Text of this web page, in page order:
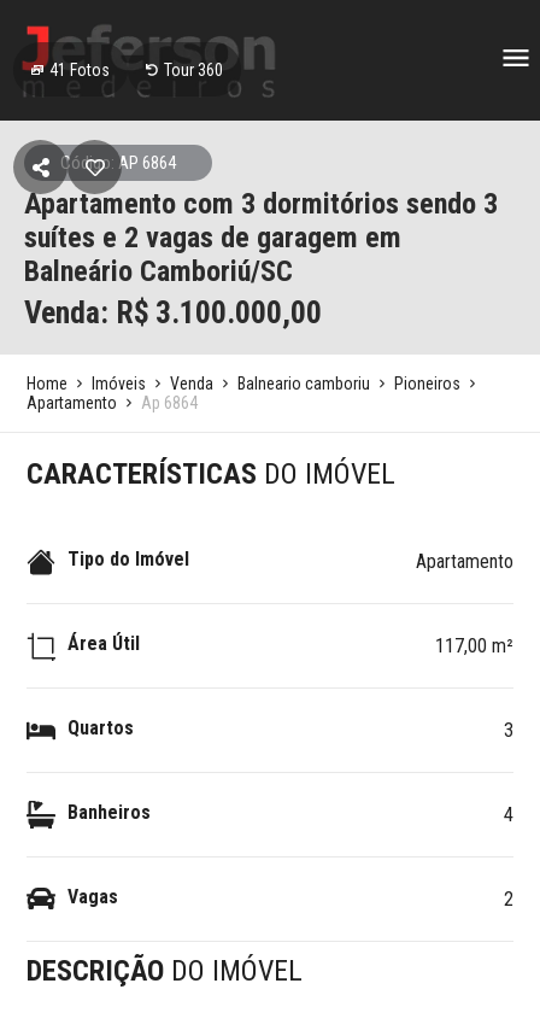
41 Fotos Tour 360
Código: AP 6864
Apartamento com 3 dormitórios sendo 3
suítes e 2 vagas de garagem em
Balneário Camboriú/SC
Venda: R$ 3.100.000,00
Home Imóveis Venda Balneario camboriu
Pioneiros
Apartamento
Ap 6864
CARACTERÍSTICAS DO IMÓVEL
Tipo do Imóvel Apartamento
Área Útil 117,00 m²
Quartos 3
Banheiros 4
Vagas 2
DESCRIÇÃO DO IMÓVEL